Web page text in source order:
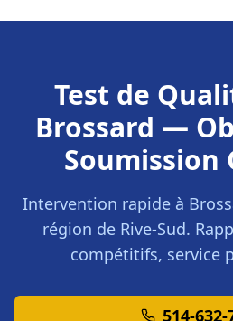
Test de
Brossard —
Soumission
Intervention rapide à
région de Rive-Sud.
compétitifs, service
514-632-